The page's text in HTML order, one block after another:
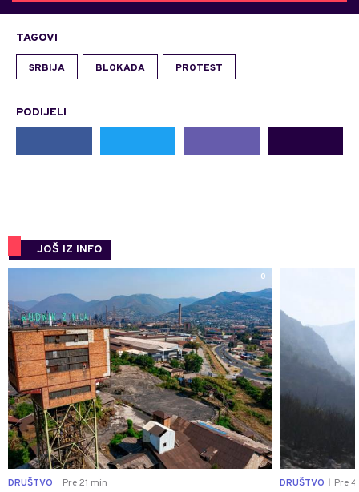
TAGOVI
SRBIJA BLOKADA PROTEST
PODIJELI
JOŠ IZ INFO
0
DRUŠTVO Pre 21 min DRUŠTVO Pre